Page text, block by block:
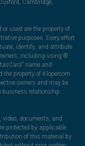
used are the property of
purposes. Every effort
identify, and attribute
including using ®
name and
property of Klopercom.
owners and may be
business relationship
documents, and
protected by applicable
of this material by